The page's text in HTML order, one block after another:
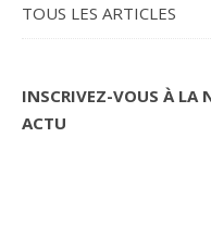
TOUS LES ARTICLES
INSCRIVEZ-VOUS À LA
ACTU